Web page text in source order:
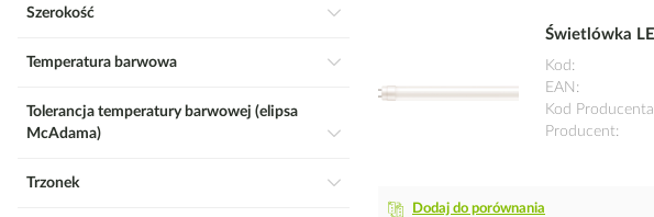
Świetlówka
Kod
EAN
Kod Producenta
Producent
Dodaj do porównania
Szerokość
Temperatura barwowa
Tolerancja temperatury barwowej (elipsa
McAdama)
Trzonek